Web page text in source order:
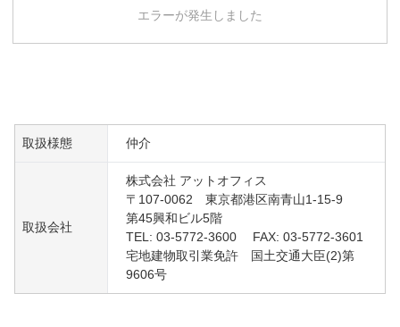
エラーが発生しました
取扱様態 仲介
取扱会社
株式会社 アットオフィス
〒107-0062 東京都港区南青山1-15-9
第45興和ビル5階
TEL: 03-5772-3600 FAX: 03-5772-3601
宅地建物取引業免許 国土交通大臣(2)第
9606号